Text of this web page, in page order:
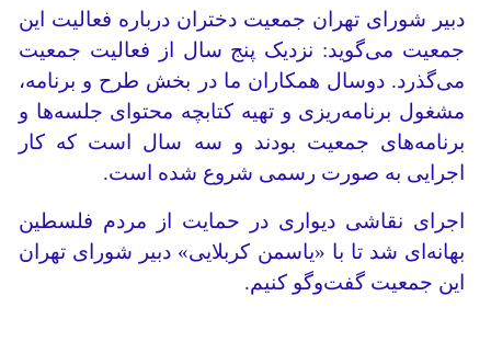
دبیر شورای تهران جمعیت دختران درباره فعالیت این
جمعیت می‌گوید: نزدیک پنج سال از فعالیت جمعیت
می‌گذرد. دوسال همکاران ‌ما در بخش طرح و برنامه،
مشغول برنامه‌ریزی و تهیه کتابچه محتوای جلسه‌ها و
برنامه‌های جمعیت بودند و سه سال است که کار
اجرایی به صورت رسمی شروع شده است.
اجرای نقاشی دیواری در حمایت از مردم فلسطین
بهانه‌ای شد تا با «یاسمن کربلایی» دبیر شورای تهران
این جمعیت گفت‌وگو کنیم.